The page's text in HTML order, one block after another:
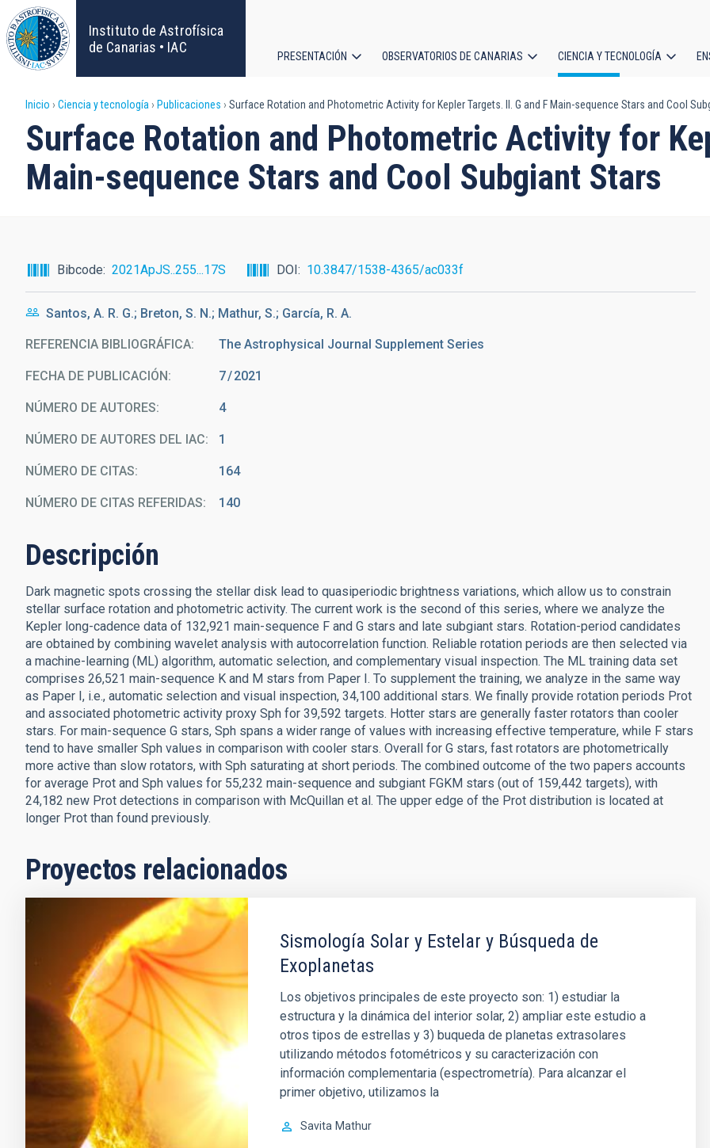
Pasar
al
contenido
principal
Instituto de Astrofísica
de Canarias • IAC
principal
PRESENTACIÓN OBSERVATORIOS DE CANARIAS CIENCIA Y TECNOLOGÍA
Sobrescribir
enlaces
de
a
la
navegación
Inicio Ciencia y tecnología Publicaciones Surface Rotation and Photometric Activity for Kepler Targets. II. G and F Main-sequence Stars and Cool
Surface Rotation and Photometric Activity for
Main-sequence Stars and Cool Subgiant Stars
Bibcode 2021ApJS..255...17S DOI 10.3847/1538-4365/ac033f
Santos, A. R. G.; Breton, S. N.; Mathur, S.; García, R. A.
REFERENCIA BIBLIOGRÁFICA The Astrophysical Journal Supplement Series
FECHA DE PUBLICACIÓN: 7 2021
NÚMERO DE AUTORES 4
NÚMERO DE AUTORES DEL IAC 1
NÚMERO DE CITAS 164
NÚMERO DE CITAS REFERIDAS 140
Descripción
Dark magnetic spots crossing the stellar disk lead to quasiperiodic brightness variations, which allow us to constrain
stellar surface rotation and photometric activity. The current work is the second of this series, where we analyze the
Kepler long-cadence data of 132,921 main-sequence F and G stars and late subgiant stars. Rotation-period candidates
are obtained by combining wavelet analysis with autocorrelation function. Reliable rotation periods are then selected via
a machine-learning (ML) algorithm, automatic selection, and complementary visual inspection. The ML training data set
comprises 26,521 main-sequence K and M stars from Paper I. To supplement the training, we analyze in the same way
as Paper I, i.e., automatic selection and visual inspection, 34,100 additional stars. We finally provide rotation periods Prot
and associated photometric activity proxy Sph for 39,592 targets. Hotter stars are generally faster rotators than cooler
stars. For main-sequence G stars, Sph spans a wider range of values with increasing effective temperature, while F stars
tend to have smaller Sph values in comparison with cooler stars. Overall for G stars, fast rotators are photometrically
more active than slow rotators, with Sph saturating at short periods. The combined outcome of the two papers accounts
for average Prot and Sph values for 55,232 main-sequence and subgiant FGKM stars (out of 159,442 targets), with
24,182 new Prot detections in comparison with McQuillan et al. The upper edge of the Prot distribution is located at
longer Prot than found previously.
Proyectos relacionados
Sismología Solar y Estelar y Búsqueda de
Exoplanetas
Los objetivos principales de este proyecto son: 1) estudiar la
estructura y la dinámica del interior solar, 2) ampliar este estudio a
otros tipos de estrellas y 3) buqueda de planetas extrasolares
utilizando métodos fotométricos y su caracterización con
información complementaria (espectrometría). Para alcanzar el
primer objetivo, utilizamos la
Savita Mathur